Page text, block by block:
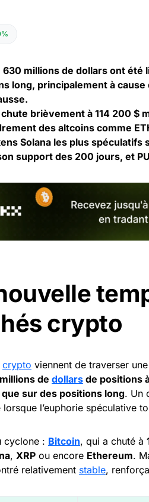
630 millions de dollars ont
long, principalement à cause
brièvement à 114 200 $
des altcoins comme
Solana les plus spéculatifs
support des 200 jours, et
crypto
crypto viennent de traverser
de dollars de positions
sur des positions long. Un
lorsque l’euphorie spéculative
cyclone : Bitcoin, qui a chuté à
, XRP ou encore Ethereum.
relativement stable,